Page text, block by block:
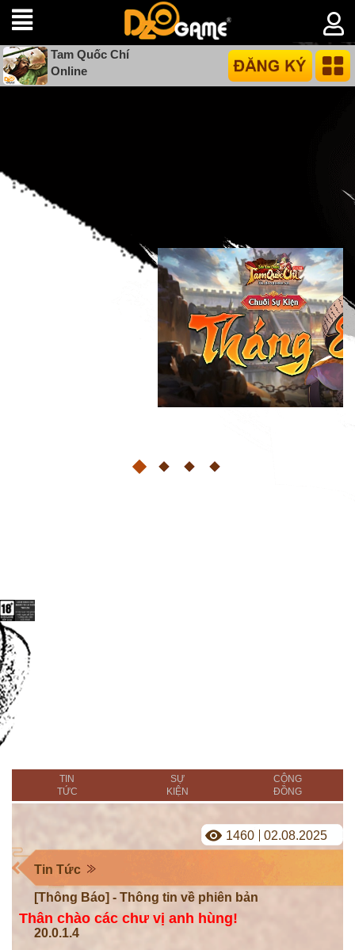
Tam Quốc Chí
Online
TIN
TỨC
SỰ
KIỆN
CỘNG
ĐỒNG
Tin Tức
[Thông Báo] - Thông tin về phiên bản
20.0.1.4
1460 02.08.2025
Thân chào các chư vị anh hùng!